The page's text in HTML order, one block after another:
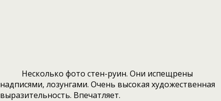
Несколько фото стен-руин. Они испещрены
надписями, лозунгами. Очень высокая художественная
выразительность. Впечатляет.